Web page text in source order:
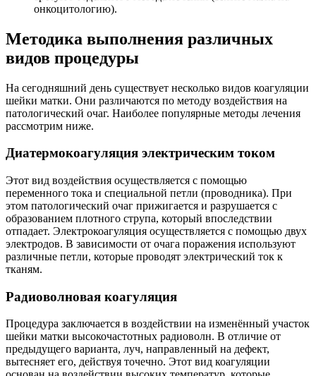
онкоцитологию).
Методика выполнения различных
видов процедуры
На сегодняшний день существует несколько видов коагуляции
шейки матки. Они различаются по методу воздействия на
патологический очаг. Наиболее популярные методы лечения
рассмотрим ниже.
Диатермокоагуляция электрическим током
Этот вид воздействия осуществляется с помощью
переменного тока и специальной петли (проводника). При
этом патологический очаг прижигается и разрушается с
образованием плотного струпа, который впоследствии
отпадает. Электрокоагуляция осуществляется с помощью двух
электродов. В зависимости от очага поражения используют
различные петли, которые проводят электрический ток к
тканям.
Радиоволновая коагуляция
Процедура заключается в воздействии на изменённый участок
шейки матки высокочастотных радиоволн. В отличие от
предыдущего варианта, луч, направленный на дефект,
вытесняет его, действуя точечно. Этот вид коагуляции